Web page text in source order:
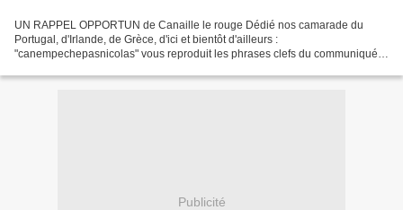
UN RAPPEL OPPORTUN de Canaille le rouge Dédié nos camarade du
Portugal, d'Irlande, de Grèce, d'ici et bientôt d'ailleurs :
"canempechepasnicolas" vous reproduit les phrases clefs du communiqué
Publicité